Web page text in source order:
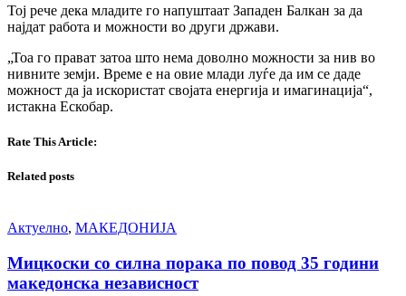
Тој рече дека младите го напуштаат Западен Балкан за да
најдат работа и можности во други држави.
„Тоа го прават затоа што нема доволно можности за нив во
нивните земји. Време е на овие млади луѓе да им се даде
можност да ја искористат својата енергија и имагинација“,
истакна Ескобар.
Rate This Article:
Related posts
Актуелно, МАКЕДОНИЈА
Мицкоски со силна порака по повод 35 години
македонска независност